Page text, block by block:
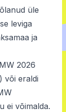
üle
leviga
ja
2026
või eraldi
ei võimalda.